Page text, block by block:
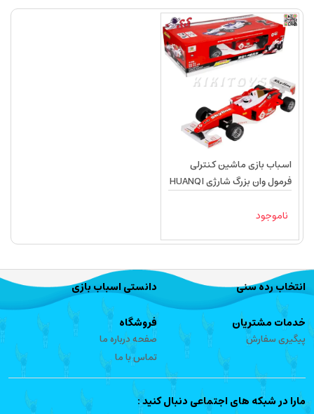
اسباب بازی ماشین کنترلی
فرمول وان بزرگ شارژی HUANQI
ناموجود
انتخاب رده سنی دانستی اسباب بازی
خدمات مشتریان
پیگیری سفارش
فروشگاه
صفحه درباره ما
تماس با ما
مارا در شبکه های اجتماعی دنبال کنید :